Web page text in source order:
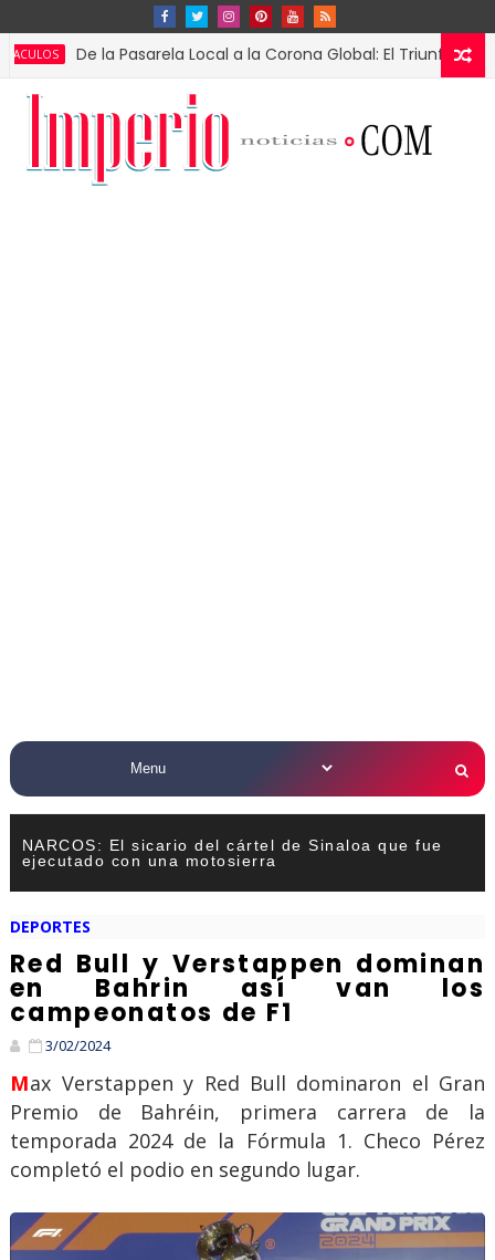
De la Pasarela Local a la Corona Global: El Triunfo de Fátima
NARCOS: El sicario del cártel de Sinaloa que fue
ejecutado con una motosierra
DEPORTES
Red Bull y Verstappen dominan
en Bahrin así van los
campeonatos de F1
3/02/2024
Max Verstappen y Red Bull dominaron el Gran
Premio de Bahréin, primera carrera de la
temporada 2024 de la Fórmula 1. Checo Pérez
completó el podio en segundo lugar.